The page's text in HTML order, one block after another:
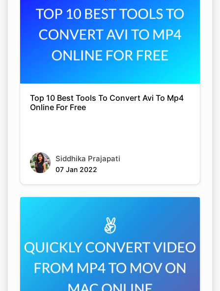
Top 10 Best Tools To Convert Avi To Mp4
Online For Free
Siddhika Prajapati
07 Jan 2022